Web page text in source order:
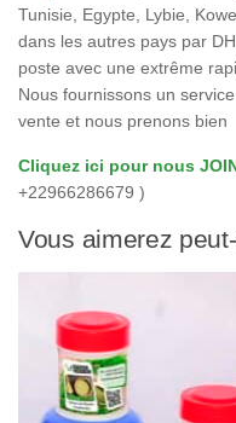
Tunisie, Egypte, Lybie,
dans les autres pays par
poste avec une extrême
Nous fournissons un
vente et nous prenons bien
Cliquez ici pour nous
+22966286679 )
Vous aimerez